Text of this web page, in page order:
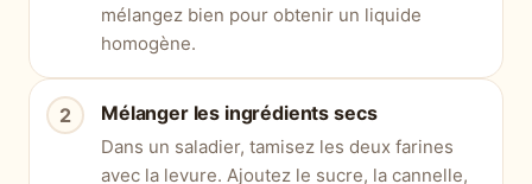
mélangez bien pour obtenir un liquide
homogène.
Mélanger les ingrédients secs
Dans un saladier, tamisez les deux farines
avec la levure. Ajoutez le sucre, la cannelle,